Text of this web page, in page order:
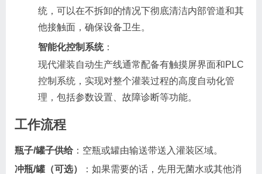
统，可以在不拆卸的情况下彻底清洁内部管道和其
他接触面，确保设备卫生。
智能化控制系统：
现代灌装自动生产线通常配备有触摸屏界面和PLC
控制系统，实现对整个灌装过程的高度自动化管
理，包括参数设置、故障诊断等功能。
工作流程
瓶子/罐子供给：空瓶或罐由输送带送入灌装区域。
冲瓶/罐（可选）
：如果需要的话，先用无菌水或其他消